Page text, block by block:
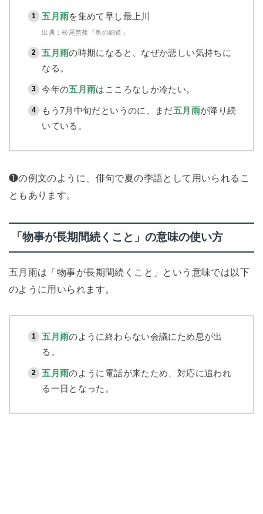
五月雨を集めて早し最上川
出典：松尾芭蕉『奥の細道』
五月雨の時期になると、なぜか悲しい気持ちに
なる。
今年の五月雨はこころなしか冷たい。
もう7月中旬だというのに、まだ五月雨が降り続
いている。
❶の例文のように、俳句で夏の季語として用いられるこ
ともあります。
「物事が長期間続くこと」の意味の使い方
五月雨は「物事が長期間続くこと」という意味では以下
のように用いられます。
五月雨のように終わらない会議にため息が出
る。
五月雨のように電話が来たため、対応に追われ
る一日となった。